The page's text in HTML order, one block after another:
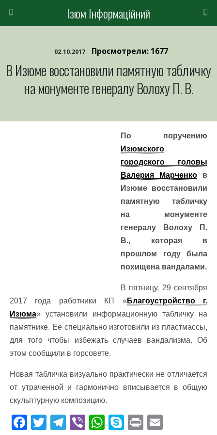
Ізюм Інформаційний
02.10.2017 Просмотрели: 1677
В Изюме восстановили памятную табличку
на монументе генералу Волоху П. В.
По поручению
Изюмского
городского головы
Валерия Марченко в
Изюме восстановили
памятную табличку
на монументе
генералу Волоху П.
В., которая в
прошлом году была
похищена вандалами.
В пятницу, 29 сентября
2017 года работники КП « Благоустройство г.
Изюма» установили информационную табличку на
памятнике. Ее специально изготовили из пластмассы,
для того чтобы избежать случаев вандализма. Об
этом сообщили в горсовете.
Новая табличка визуально практически не отличается
от утраченной и гармонично вписывается в общую
скульптурную композицию.
F T T Vi W S Pr